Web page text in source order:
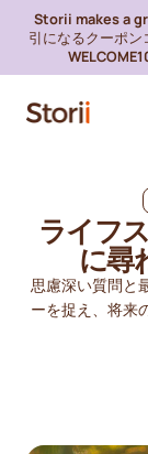
Storii makes a
引になるクーポン
ライフ
に尋
思慮深い質問と
ーを捉え、将来